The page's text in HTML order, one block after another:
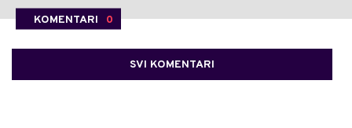
KOMENTARI 0
SVI KOMENTARI